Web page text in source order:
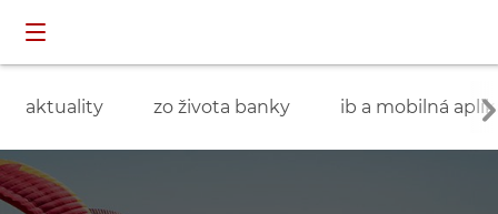
aktuality zo života banky ib a mobilná